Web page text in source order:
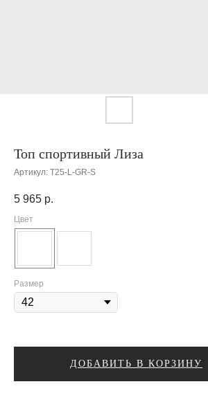
Топ спортивный Лиза
Артикул: T25-L-GR-S
5 965 р.
Цвет
Размер
ДОБАВИТЬ В КОРЗИНУ